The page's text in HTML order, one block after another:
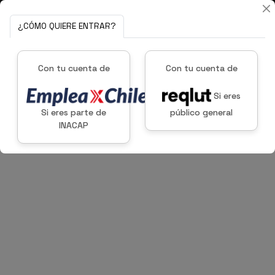
¿CÓMO QUIERE ENTRAR?
Con tu cuenta de
Si eres parte de
INACAP
Con tu cuenta de
Si eres
público general